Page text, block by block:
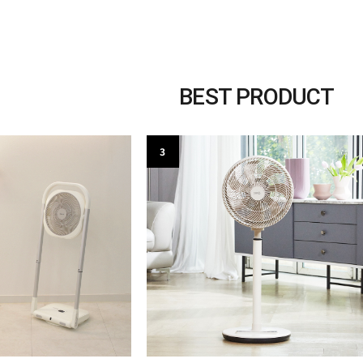
BEST PRODUCT
3
3